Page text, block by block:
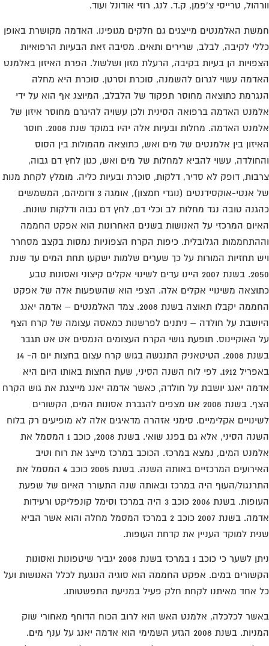
טרייסי צ'פמן, ק.ד. לנג, רוזי אודונל ועוד.
האלמנטים מייצגים גם חלקים מגופינו. האדמה מקושרת באופן
לקיבה, לבלב, שרירים ותאים. מסיבה זאת הבעיות הרפואיות
הן בעיות בקיבה, הרעלת מזון ושלשול. הפרת האיזון באלמנט
עשוי לגרום להשמנה, סוכרת וסרטן. סוכרת היא מחלה
כתוצאה מחוסר תפקוד של הלבלב, המיוצג אף הוא על ידי
האדמה ברפואה הסינית ולכן עשויה להיגרם מחוסר איזון של
אלמנט האדמה. מחלות ובעיות אלה יהיו במוקד שנת 2008. חוסר
בין אלמנטים של מים ואש, כתוצאה מהמולות בין הסוס
עשוי להביא למחלות של מים ואש, כגון לחץ דם גבוה,
דופק לא סדיר, דלקות, סוכרת ובעיות כליה. מומלץ לקחת מנות
של אנטי-אוקסידנטים (נוגדי חמצון), אומגה 3 ודומיהם, המשמשים
טובה נגד מחלות לב וכלי דם, לחץ דם גבוה ודלקות שונות.
המרכזי על האנושות בשנים האחרונות הוא אפקט החממה
הגלובלית. כיפות הקרח הצפוניות נמסות בקצב מסחרר
תחזיות המורות על כך שערים שלמות ישקעו תחת המים עד שנת
2050. בשנת 2007 היינו עדים לשינוי אקלים קיצוני ואסונות טבע
משינויי אקלים אלה. הצפי הוא שהשפעות אלה של אפקט
החממה יקבלו תאוצה בשנת 2008. צמד האלמנטים – אדמה יאנג
על חולדה – ניתנים לפרשנות כמאסה עצומה של קרח הצף
האוקיינוס. תופעת גושי הקרח העצומים הנמסים אט אט תגבר
בשנת 2008. הטיטאניק התנגשה בגוש קרח עצום בחצות יום ה- 14
באפריל 1912. לפי לוח השנה הסיני, שעת החצות באותו היום היא
יאנג יושבת על חולדה, כאשר אדמה יאנג מייצגת את גוש הקרח
הצף. בשנת 2008 אנו מצפים להגברת אסונות המים, הקשורים
אקלימיים. סימני אזהרה מדאיגים אלה לא מופיעים רק בלוח
השנה הסיני, אלא גם בפנג שואי. בשנת 2008, כוכב 1 המסמל את
המים, נמצא במרכז. הכוכב במרכז מייצג את רוח וטיב
האירועים המרכזיים באותה השנה. בשנת 2005 כוכב 4 המסמל את
העוף היה במרכז ובאותה שנה התעורר האיום של שפעת
העופות. בשנת 2006 כוכב 3 היה במרכז וסימל קונפליקט ורעידות
אדמה. בשנת 2007 כוכב 2 במרכז המסמל מחלה והוא אשר הביא
למוקד העניין את קדחת העופות.
ניתן לשער כי כוכב 1 במרכז בשנת 2008 יגביר שיטפונות ואסונות
במים. אפקט החממה הוא סוגיה הנוגעת לכלל האנושות ועל
אחד מאיתנו לקחת חלק פעיל במניעת התפשטותו.
לכלכלה, אלמנט האש הוא לרוב הכוח הדוחף מאחורי שוק
המניות. בשנת 2008 הגזע השמימי הוא אדמה יאנג על ענף מים.